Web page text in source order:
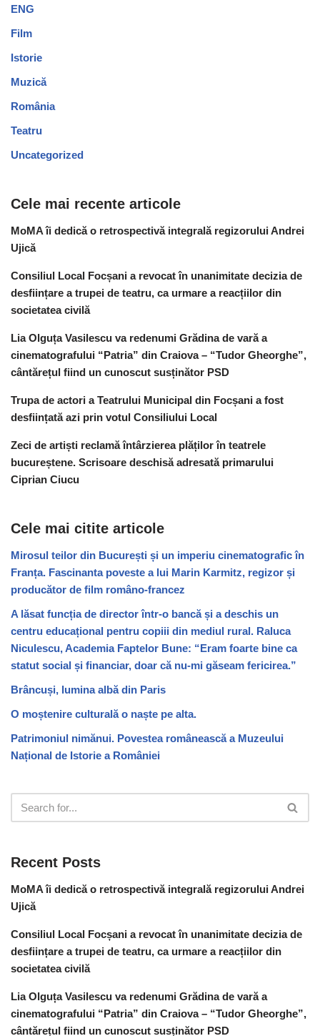
ENG
Film
Istorie
Muzică
România
Teatru
Uncategorized
Cele mai recente articole
MoMA îi dedică o retrospectivă integrală regizorului Andrei
Ujică
Consiliul Local Focșani a revocat în unanimitate decizia de
desființare a trupei de teatru, ca urmare a reacțiilor din
societatea civilă
Lia Olguța Vasilescu va redenumi Grădina de vară a
cinematografului “Patria” din Craiova – “Tudor Gheorghe”,
cântărețul fiind un cunoscut susținător PSD
Trupa de actori a Teatrului Municipal din Focșani a fost
desființată azi prin votul Consiliului Local
Zeci de artiști reclamă întârzierea plăților în teatrele
bucureștene. Scrisoare deschisă adresată primarului
Ciprian Ciucu
Cele mai citite articole
Mirosul teilor din București și un imperiu cinematografic în
Franța. Fascinanta poveste a lui Marin Karmitz, regizor și
producător de film româno-francez
A lăsat funcția de director într-o bancă și a deschis un
centru educațional pentru copiii din mediul rural. Raluca
Niculescu, Academia Faptelor Bune: “Eram foarte bine ca
statut social și financiar, doar că nu-mi găseam fericirea.”
Brâncuși, lumina albă din Paris
O moștenire culturală o naște pe alta.
Patrimoniul nimănui. Povestea românească a Muzeului
Național de Istorie a României
Recent Posts
MoMA îi dedică o retrospectivă integrală regizorului Andrei
Ujică
Consiliul Local Focșani a revocat în unanimitate decizia de
desființare a trupei de teatru, ca urmare a reacțiilor din
societatea civilă
Lia Olguța Vasilescu va redenumi Grădina de vară a
cinematografului “Patria” din Craiova – “Tudor Gheorghe”,
cântărețul fiind un cunoscut susținător PSD